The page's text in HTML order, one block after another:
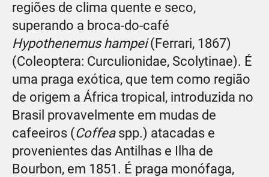
regiões de clima quente e seco,
superando a broca-do-café
Hypothenemus hampei(Ferrari, 1867)
(Coleoptera: Curculionidae, Scolytinae). É
uma praga exótica, que tem como região
de origem a África tropical, introduzida no
Brasil provavelmente em mudas de
cafeeiros (Coffea spp.) atacadas e
provenientes das Antilhas e Ilha de
Bourbon, em 1851. É praga monófaga,